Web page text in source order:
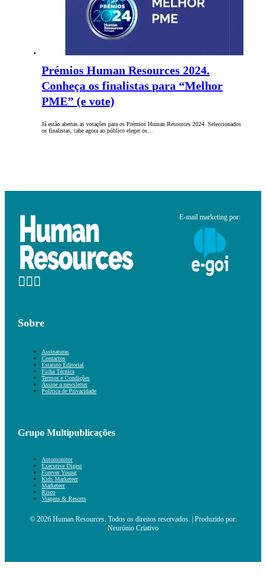
Prémios Human Resources 2024.
Conheça os finalistas para “Melhor
PME” (e vote)
Já estão abertas as votações para os Prémios Human Resources 2024. Seleccionados
os finalistas, cabe agora ao público eleger os…
E-mail marketing por:
Sobre
Assinaturas
Contactos
Estatuto Editorial
Ficha Técnica
Termos e Condições
Assine a newsletter
Política de Privacidade
Grupo Multipublicações
Automonitor
Executive Digest
Forever Young
Kids Marketeer
Marketeer
Risco
Viagens & Resorts
© 2026 Human Resources. Todos os direitos reservados. | Produzido por:
Neurónio Criativo